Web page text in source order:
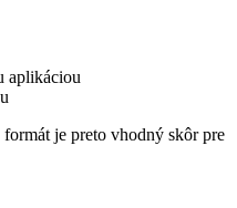
aplikáciou
je preto vhodný skôr pre